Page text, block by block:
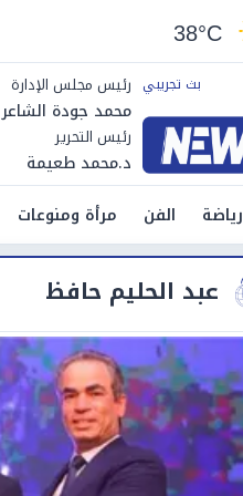
38°C
رئيس مجلس الإدارة
محمد جودة الشاعر
رئيس التحرير
د.محمد طعيمة
رياضة الفن مرأة ومنوعات
عبد الحليم حافظ